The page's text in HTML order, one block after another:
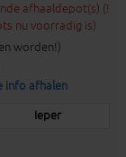
afhaaldepot(s) (!
nu voorradig is)
worden!)
info afhalen
Ieper